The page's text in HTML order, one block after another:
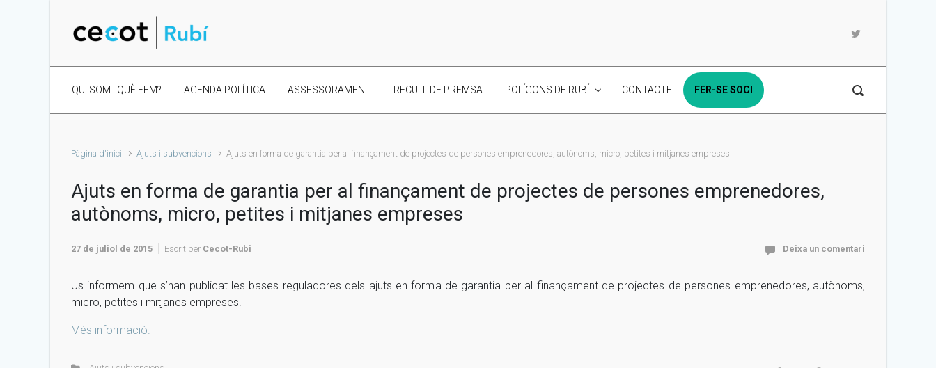
QUI SOM I QUÈ FEM? AGENDA POLÍTICA ASSESSORAMENT RECULL DE PREMSA POLÍGONS DE RUBÍ CONTACTE FER-SE SOCI
Pàgina d'inici Ajuts i subvencions Ajuts en forma de garantia per al finançament de projectes de persones emprenedores, autònoms, micro, petites i mitjanes empreses
Ajuts en forma de garantia per al finançament de projectes de persones emprenedores,
autònoms, micro, petites i mitjanes empreses
27 de juliol de 2015 Escrit per Cecot-Rubi Deixa un comentari
Us informem que s’han publicat les bases reguladores dels ajuts en forma de garantia per al finançament de projectes de persones emprenedores, autònoms,
micro, petites i mitjanes empreses.
Més informació.